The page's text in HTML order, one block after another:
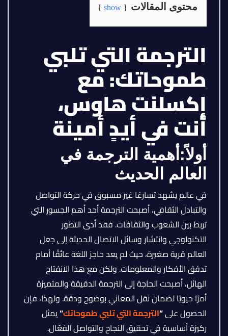
محتوى المقالات show
الترجمة التي تلبي
طموحاتك: مع
إكسلنت هاوس،
أنت في أيدٍ أمينة
أولاً:أهمية الترجمة في
العالم الحديث
في عالم يشهد تسارعًا غير مسبوق في حركة التواصل
والتبادل الثقافي، أصبحت الترجمة أحد أهم الجسور التي
تربط بين الشعوب والثقافات. فقد أدى التطور
التكنولوجي وانتشار وسائل الاتصال الحديثة إلى جعل
العالم قرية صغيرة، حيث لم يعد حاجز اللغة عائقًا أمام
تدفق الأفكار والمعلومات. ولكن مع هذا الانفتاح
الهائل، أصبحت الحاجة إلى الترجمة الدقيقة والمتميزة
أمرًا حيويًا لضمان نقل المعاني بوضوح ودقة. ولهذا، فإن
الحصول على“الترجمة التي تلبي طموحاتك“يمثل
ركيزة أساسية في تحقيق النجاح والتواصل الفعّال.